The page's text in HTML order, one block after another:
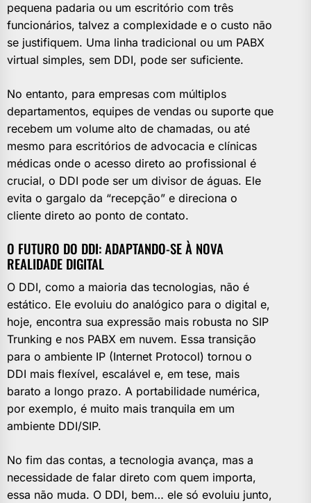
pequena padaria ou um escritório com três
funcionários, talvez a complexidade e o custo não
se justifiquem. Uma linha tradicional ou um PABX
virtual simples, sem DDI, pode ser suficiente.
No entanto, para empresas com múltiplos
departamentos, equipes de vendas ou suporte que
recebem um volume alto de chamadas, ou até
mesmo para escritórios de advocacia e clínicas
médicas onde o acesso direto ao profissional é
crucial, o DDI pode ser um divisor de águas. Ele
evita o gargalo da “recepção” e direciona o
cliente direto ao ponto de contato.
O FUTURO DO DDI: ADAPTANDO-SE À NOVA
REALIDADE DIGITAL
O DDI, como a maioria das tecnologias, não é
estático. Ele evoluiu do analógico para o digital e,
hoje, encontra sua expressão mais robusta no SIP
Trunking e nos PABX em nuvem. Essa transição
para o ambiente IP (Internet Protocol) tornou o
DDI mais flexível, escalável e, em tese, mais
barato a longo prazo. A portabilidade numérica,
por exemplo, é muito mais tranquila em um
ambiente DDI/SIP.
No fim das contas, a tecnologia avança, mas a
necessidade de falar direto com quem importa,
essa não muda. O DDI, bem… ele só evoluiu junto,